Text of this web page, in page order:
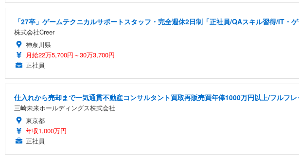
「27卒」ゲームテクニカルサポートスタッフ・完全週休2日制「正社員/QAスキル習得/IT・ゲ
株式会社Creer
神奈川県
月給22万5,700円～30万3,700円
正社員
仕入れから売却まで一気通貫不動産コンサルタント買取再販売買年俸1000万円以上/フルフ
三崎未来ホールディングス株式会社
東京都
年収1,000万円
正社員